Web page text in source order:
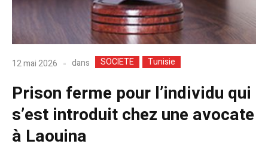
12 mai 2026 dans SOCIETE Tunisie
Prison ferme pour l’individu qui
s’est introduit chez une avocate
à Laouina